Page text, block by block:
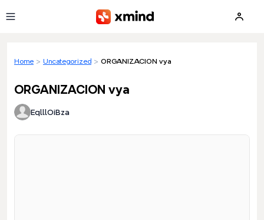
Home > Uncategorized > ORGANIZACION vya
ORGANIZACION vya
EqlllOiBza